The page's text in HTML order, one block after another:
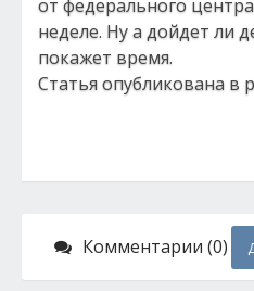
от федерального
неделе. Ну а дойдет ли
покажет время.
Статья опубликована в
Комментарии (0)